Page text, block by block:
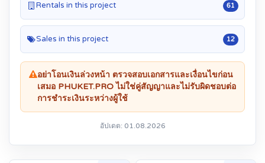
Rentals in this project 61
Sales in this project 12
อย่าโอนเงินล่วงหน้า ตรวจสอบเอกสารและเงื่อนไขก่อน
เสมอ PHUKET.PRO ไม่ใช่คู่สัญญาและไม่รับผิดชอบต่อ
การชำระเงินระหว่างผู้ใช้
อัปเดต: 01.08.2026